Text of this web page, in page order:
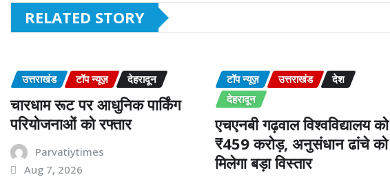
RELATED STORY
उत्तराखंड टॉप न्यूज़ देहरादून
चारधाम रूट पर आधुनिक पार्किंग
परियोजनाओं को रफ्तार
Parvatiytimes
Aug 7, 2026
टॉप न्यूज़ उत्तराखंड
देश
देहरादून
एचएनबी गढ़वाल विश्वविद्यालय को
₹459 करोड़, अनुसंधान ढांचे को
मिलेगा बड़ा विस्तार